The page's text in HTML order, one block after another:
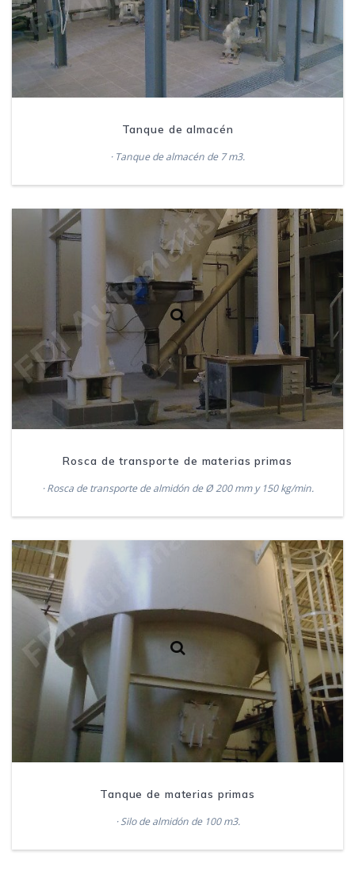
Tanque de almacén
· Tanque de almacén de 7 m3.
Rosca de transporte de materias primas
· Rosca de transporte de almidón de Ø 200 mm y 150 kg/min.
Tanque de materias primas
· Silo de almidón de 100 m3.